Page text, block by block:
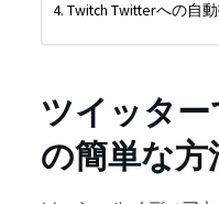
Twitch Twitterへの自
ツイッタ
の簡単な方